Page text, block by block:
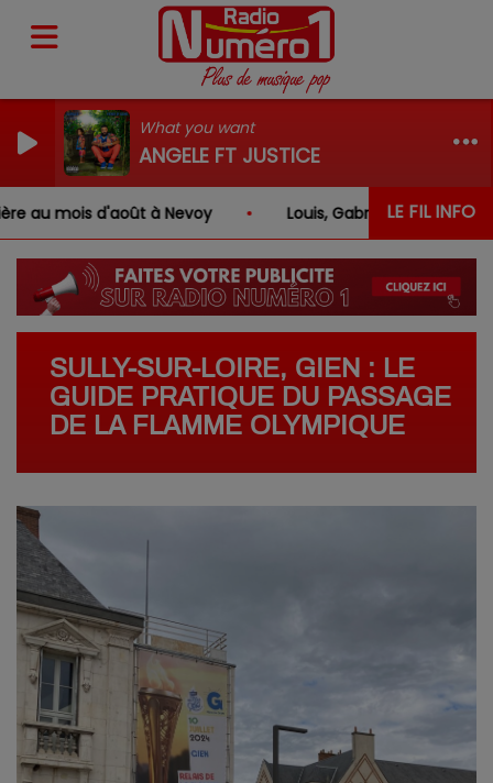
What you want
ANGELE FT JUSTICE
LE FIL INFO
à Nevoy Louis, Gabriel, Inaya, Rose … quels sont
SULLY-SUR-LOIRE, GIEN : LE
GUIDE PRATIQUE DU PASSAGE
DE LA FLAMME OLYMPIQUE